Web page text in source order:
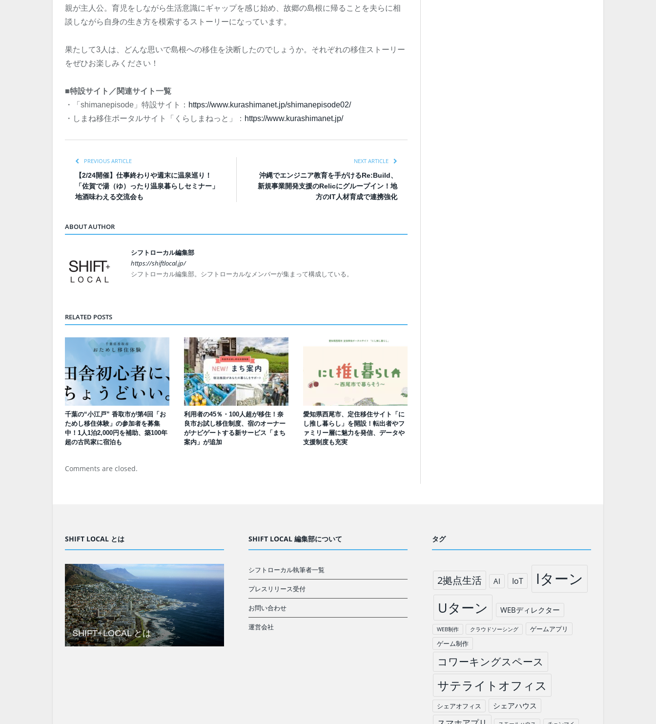
親が主人公。育児をしながら生活意識にギャップを感じ始め、故郷の島根に帰ることを夫らに相
談しながら自身の生き方を模索するストーリーになっています。
果たして3人は、どんな思いで島根への移住を決断したのでしょうか。それぞれの移住ストーリー
をぜひお楽しみください！
■特設サイト／関連サイト一覧
・「shimanepisode」特設サイト： https://www.kurashimanet.jp/shimanepisode02/
・しまね移住ポータルサイト「くらしまねっと」： https://www.kurashimanet.jp/
PREVIOUS ARTICLE
【2/24開催】仕事終わりや週末に温泉巡り！
「佐賀で湯（ゆ）ったり温泉暮らしセミナー」
地酒味わえる交流会も
NEXT ARTICLE
沖縄でエンジニア教育を手がけるRe:Build、
新規事業開発支援のRelicにグループイン！地
方のIT人材育成で連携強化
ABOUT AUTHOR
シフトローカル編集部
https://shiftlocal.jp/
シフトローカル編集部。シフトローカルなメンバーが集まって構成している。
RELATED POSTS
千葉の“小江戸” 香取市が第4回「お
ためし移住体験」の参加者を募集
中！1人1泊2,000円を補助、築100年
超の古民家に宿泊も
利用者の45％・100人超が移住！奈
良市お試し移住制度、宿のオーナー
がナビゲートする新サービス「まち
案内」が追加
愛知県西尾市、定住移住サイト「に
し推し暮らし」を開設！転出者やフ
ァミリー層に魅力を発信、データや
支援制度も充実
Comments are closed.
SHIFT LOCAL とは
SHIFT+LOCAL とは
SHIFT LOCAL 編集部について
シフトローカル執筆者一覧
プレスリリース受付
お問い合わせ
運営会社
タグ
2拠点生活 AI IoT Iターン
Uターン WEBディレクター
WEB制作 クラウドソーシング
ゲームアプリ
ゲーム制作
コワーキングスペース
サテライトオフィス
シェアオフィス シェアハウス